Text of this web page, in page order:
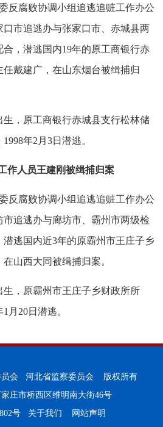
反腐败协调小组追逃追赃工作办公
市追逃办与张家口市、赤城县两
，潜逃国内19年的原工商银行赤
戴建广，在山东烟台被缉捕归
，原工商银行赤城县支行松林储
年2月3日潜逃。
作人员王建刚被缉捕归案
反腐败协调小组追逃追赃工作办公
追逃办与廊坊市、霸州市两级检
逃国内近3年的原霸州市王庄子乡
山西大同被缉捕归案。
，原霸州市王庄子乡财政所所
月20日潜逃。
员会 河北省监察委员会 版权所有
庄市桥西区维明南大街46号
号
关于我们 网站声明